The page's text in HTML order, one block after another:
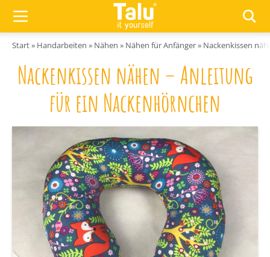
Start» Handarbeiten » Nähen » Nähen für Anfänger» Nackenkissen
Nackenkissen nähen – Anleitung
für ein Nackenhörnchen